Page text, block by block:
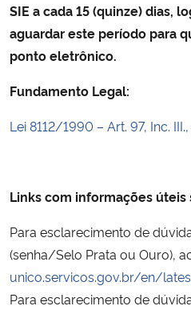
Planalto
SIE a cada 15 (quinze) dias,
aguardar este período para
ponto eletrônico.
Fundamento Legal:
Lei 8112/1990 – Art. 97, Inc.
Links com informações úteis
Para esclarecimento de
(senha/Selo Prata ou Ouro),
unico.servicos.gov.br/en/
Para esclarecimento de